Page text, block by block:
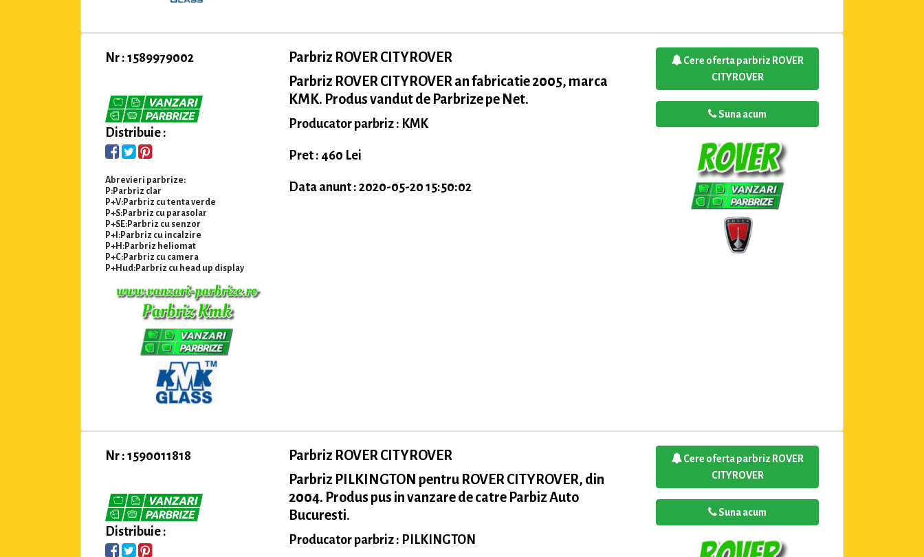
Nr : 1589979002
Distribuie :
Abrevieri parbrize:
P:Parbriz clar
P+V:Parbriz cu tenta verde
P+S:Parbriz cu parasolar
P+SE:Parbriz cu senzor
P+I:Parbriz cu incalzire
P+H:Parbriz heliomat
P+C:Parbriz cu camera
P+Hud:Parbriz cu head up display
Parbriz ROVER CITYROVER
Parbriz ROVER CITYROVER an fabricatie 2005, marca
KMK. Produs vandut de Parbrize pe Net.
Producator parbriz : KMK
Pret : 460 Lei
Data anunt : 2020-05-20 15:50:02
Cere oferta parbriz ROVER
CITYROVER
Suna acum
Nr : 1590011818
Distribuie :
Parbriz ROVER CITYROVER
Parbriz PILKINGTON pentru ROVER CITYROVER, din
2004. Produs pus in vanzare de catre Parbiz Auto
Bucuresti.
Producator parbriz : PILKINGTON
Cere oferta parbriz ROVER
CITYROVER
Suna acum